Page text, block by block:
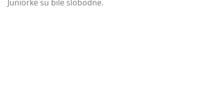
Juniorke su bile slobodne.